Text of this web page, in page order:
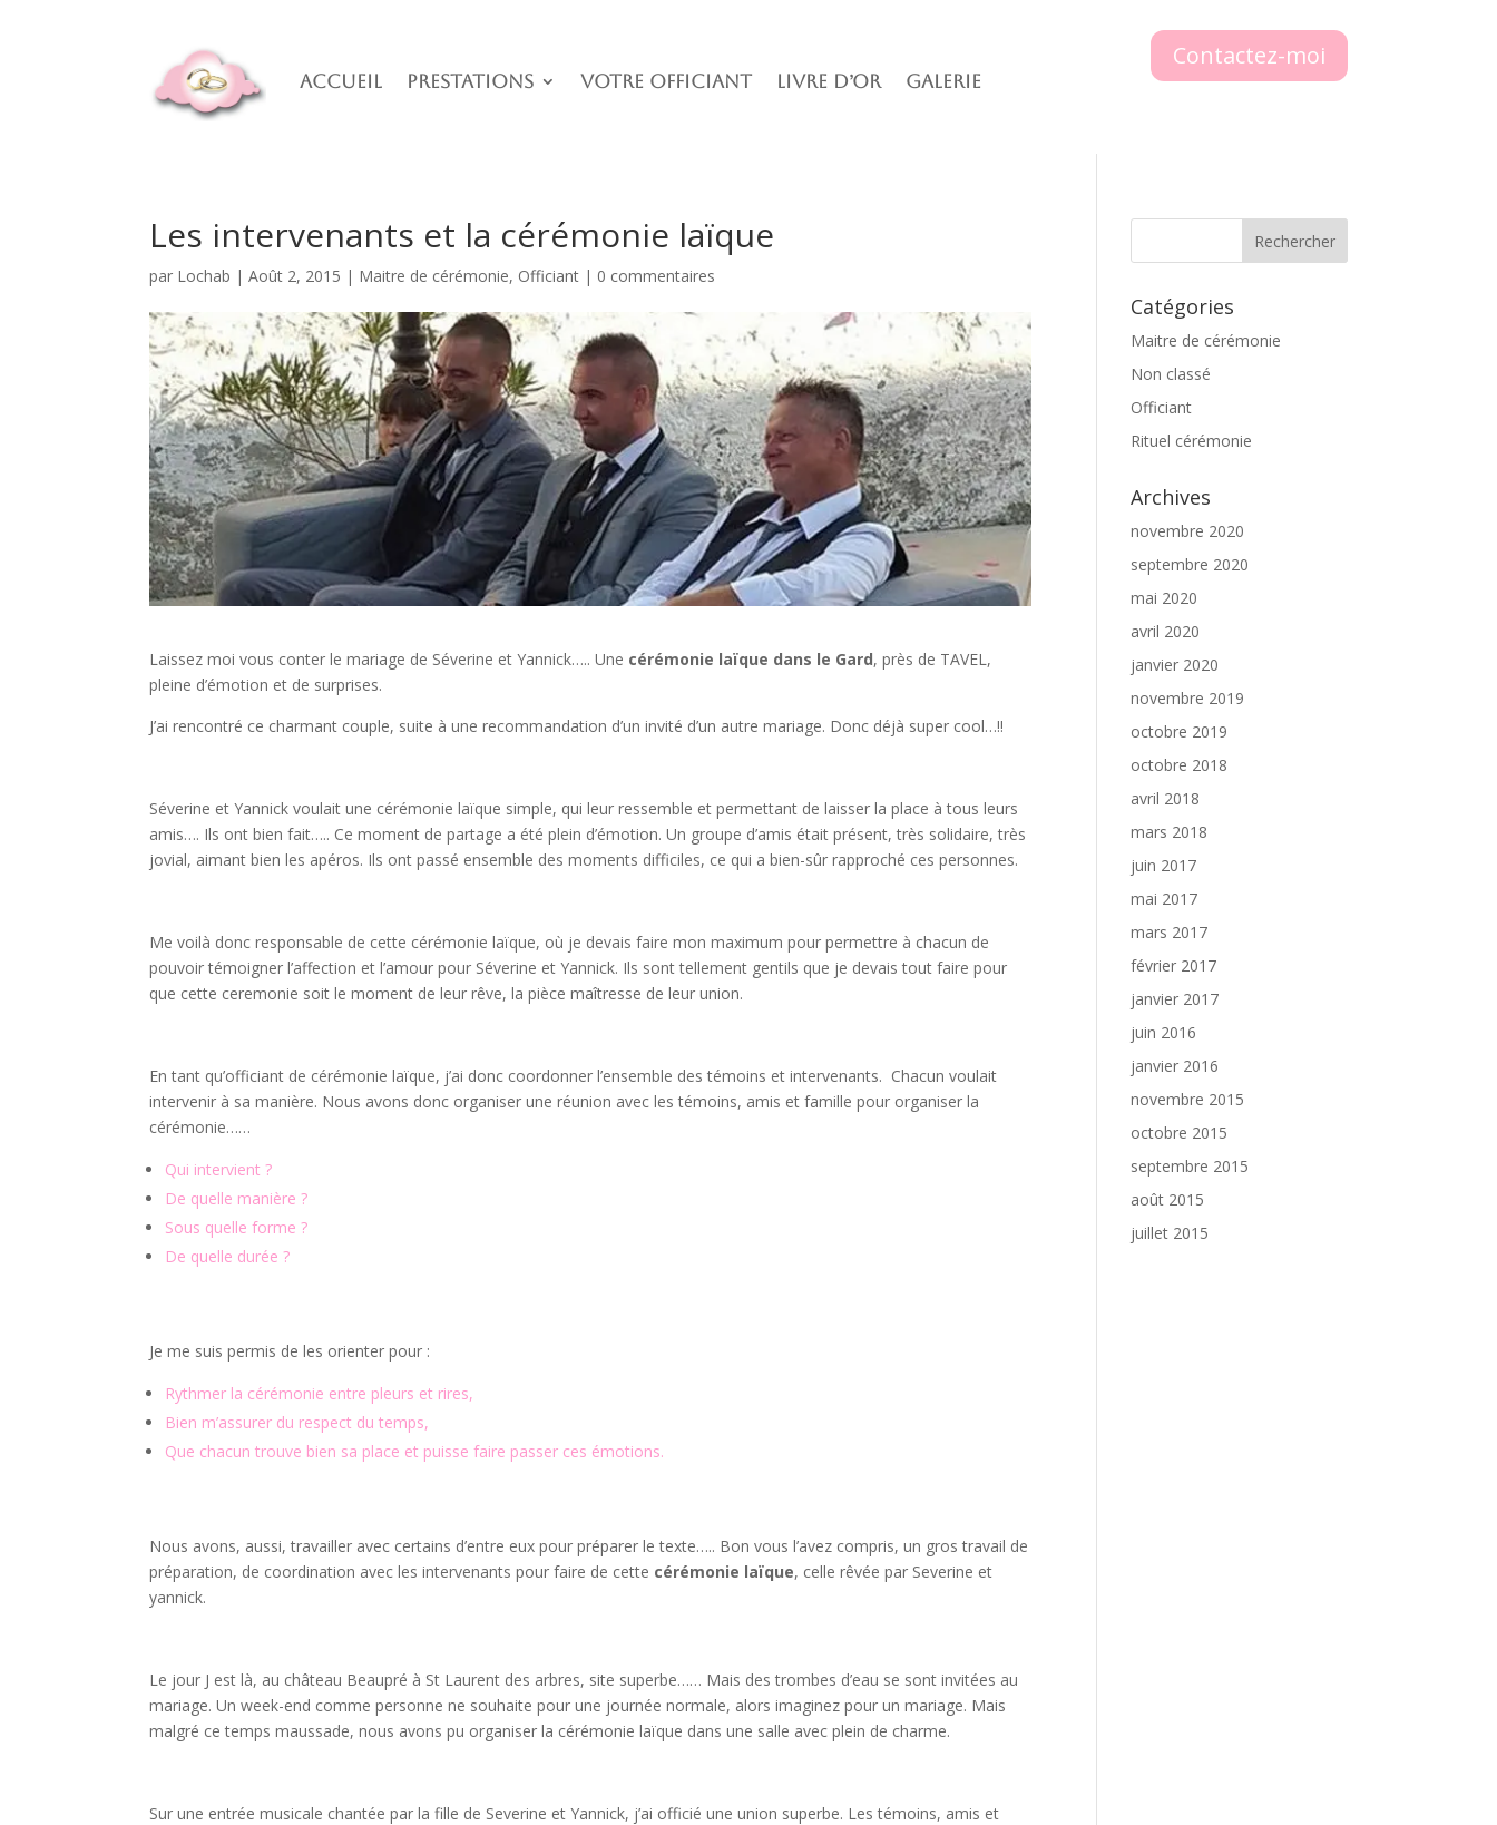
Accueil Prestations Votre officiant Livre D’or Galerie
Contactez-moi
Les intervenants et la cérémonie laïque
par Lochab |Août 2, 2015 | Maitre de cérémonie, Officiant | 0 commentaires
Laissez moi vous conter le mariage de Séverine et Yannick….. Une cérémonie laïque dans le Gard, près de TAVEL,
pleine d’émotion et de surprises.
J’ai rencontré ce charmant couple, suite à une recommandation d’un invité d’un autre mariage. Donc déjà super cool…!!
Séverine et Yannick voulait une cérémonie laïque simple, qui leur ressemble et permettant de laisser la place à tous leurs
amis…. Ils ont bien fait….. Ce moment de partage a été plein d’émotion. Un groupe d’amis était présent, très solidaire, très
jovial, aimant bien les apéros. Ils ont passé ensemble des moments difficiles, ce qui a bien-sûr rapproché ces personnes.
Me voilà donc responsable de cette cérémonie laïque, où je devais faire mon maximum pour permettre à chacun de
pouvoir témoigner l’affection et l’amour pour Séverine et Yannick. Ils sont tellement gentils que je devais tout faire pour
que cette ceremonie soit le moment de leur rêve, la pièce maîtresse de leur union.
En tant qu’officiant de cérémonie laïque, j’ai donc coordonner l’ensemble des témoins et intervenants. Chacun voulait
intervenir à sa manière. Nous avons donc organiser une réunion avec les témoins, amis et famille pour organiser la
cérémonie……
Qui intervient ?
De quelle manière ?
Sous quelle forme ?
De quelle durée ?
Je me suis permis de les orienter pour :
Rythmer la cérémonie entre pleurs et rires,
Bien m’assurer du respect du temps,
Que chacun trouve bien sa place et puisse faire passer ces émotions.
Nous avons, aussi, travailler avec certains d’entre eux pour préparer le texte….. Bon vous l’avez compris, un gros travail de
préparation, de coordination avec les intervenants pour faire de cette cérémonie laïque, celle rêvée par Severine et
yannick.
Le jour J est là, au château Beaupré à St Laurent des arbres, site superbe…… Mais des trombes d’eau se sont invitées au
mariage. Un week-end comme personne ne souhaite pour une journée normale, alors imaginez pour un mariage. Mais
malgré ce temps maussade, nous avons pu organiser la cérémonie laïque dans une salle avec plein de charme.
Sur une entrée musicale chantée par la fille de Severine et Yannick, j’ai officié une union superbe. Les témoins, amis et
Catégories
Maitre de cérémonie
Non classé
Officiant
Rituel cérémonie
Archives
novembre 2020
septembre 2020
mai 2020
avril 2020
janvier 2020
novembre 2019
octobre 2019
octobre 2018
avril 2018
mars 2018
juin 2017
mai 2017
mars 2017
février 2017
janvier 2017
juin 2016
janvier 2016
novembre 2015
octobre 2015
septembre 2015
août 2015
juillet 2015